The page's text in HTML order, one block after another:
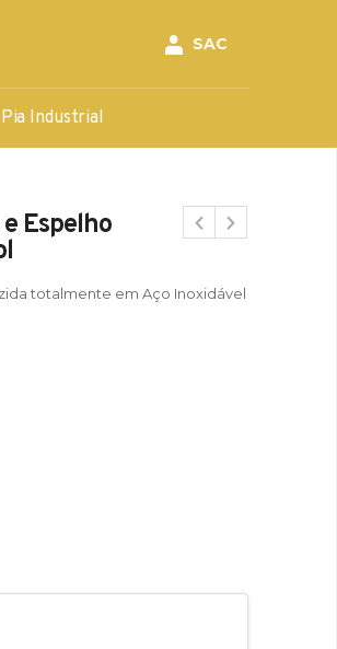
SAC
Industrial
Espelho
totalmente em Aço Inoxidável